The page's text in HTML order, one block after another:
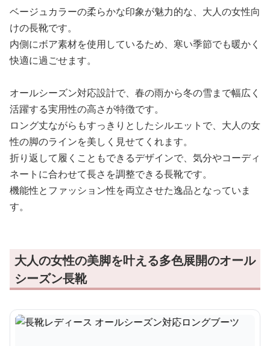
ベージュカラーの柔らかな印象が魅力的な、大人の女性向
けの長靴です。
内側にボア素材を使用しているため、寒い季節でも暖かく
快適に過ごせます。
オールシーズン対応設計で、春の雨から冬の雪まで幅広く
活躍する実用性の高さが特徴です。
ロング丈ながらもすっきりとしたシルエットで、大人の女
性の脚のラインを美しく見せてくれます。
折り返して履くこともできるデザインで、気分やコーディ
ネートに合わせて長さを調整できる長靴です。
機能性とファッション性を両立させた逸品となっていま
す。
大人の女性の美脚を叶える多色展開のオール
シーズン長靴